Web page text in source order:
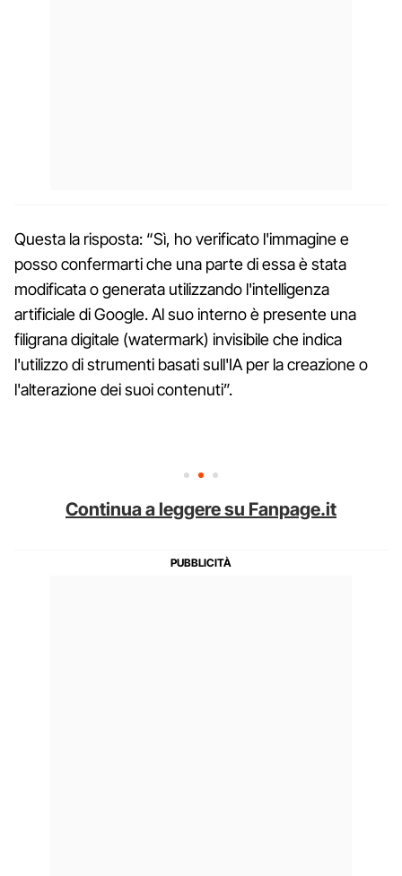
Questa la risposta: “Sì, ho verificato l'immagine e
posso confermarti che una parte di essa è stata
modificata o generata utilizzando l'intelligenza
artificiale di Google. Al suo interno è presente una
filigrana digitale (watermark) invisibile che indica
l'utilizzo di strumenti basati sull'IA per la creazione o
l'alterazione dei suoi contenuti”.
Continua a leggere su Fanpage.it